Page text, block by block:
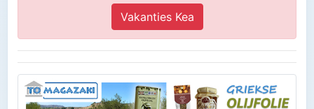
Vakanties Kea